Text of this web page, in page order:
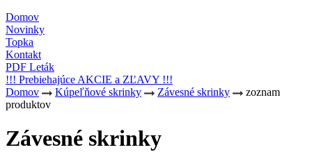
Domov
Novinky
Topka
Kontakt
PDF Leták
!!! Prebiehajúce AKCIE a ZĽAVY !!!
Domov
Kúpeľňové skrinky Závesné skrinky
zoznam
produktov
Závesné skrinky